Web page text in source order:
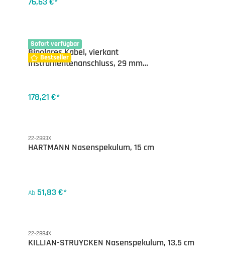
Sofort verfügbar
Bestseller
13-1641
Bipolares Kabel, vierkant
Instrumentenanschluss, 29 mm
178,21 €*
22-2883X
HARTMANN Nasenspekulum, 15 cm
Ab 51,83 €*
22-2884X
KILLIAN-STRUYCKEN Nasenspekulum, 13,5 cm